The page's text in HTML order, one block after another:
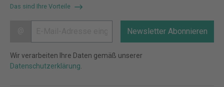
Das sind Ihre Vorteile
Newsletter Abonnieren
Wir verarbeiten Ihre Daten gemäß unserer
Datenschutzerklärung